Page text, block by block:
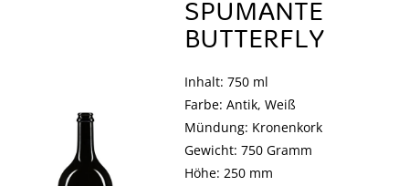
SPUMANTE
BUTTERFLY
Inhalt: 750 ml
Farbe: Antik, Weiß
Mündung: Kronenkork
Gewicht: 750 Gramm
Höhe: 250 mm